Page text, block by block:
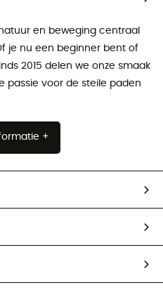
en beweging centraal
je nu een beginner bent of
2015 delen we onze smaak
passie voor de steile paden
+